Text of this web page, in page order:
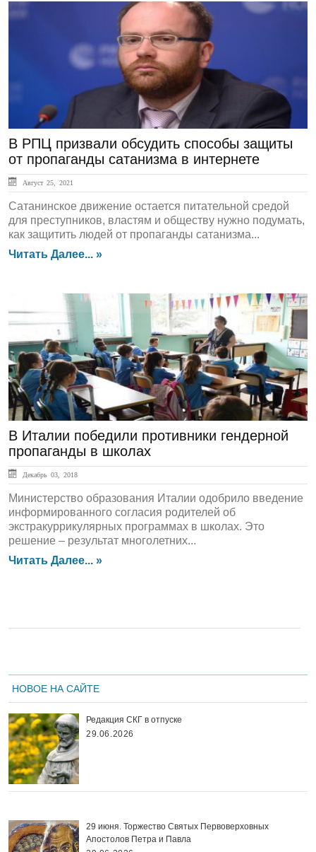
ЛЕНТА НОВОСТЕЙ
В РПЦ призвали обсудить способы защиты
от пропаганды сатанизма в интернете
Август 25, 2021
Сатанинское движение остается питательной средой
для преступников, властям и обществу нужно подумать,
как защитить людей от пропаганды сатанизма...
Читать Далее... »
ЛЕНТА НОВОСТЕЙ
В Италии победили противники гендерной
пропаганды в школах
Декабрь 03, 2018
Министерство образования Италии одобрило введение
информированного согласия родителей об
экстракуррикулярных программах в школах. Это
решение – результат многолетних...
Читать Далее... »
НОВОЕ НА САЙТЕ
Редакция СКГ в отпуске
29.06.2026
29 июня. Торжество Святых Первоверховных
Апостолов Петра и Павла